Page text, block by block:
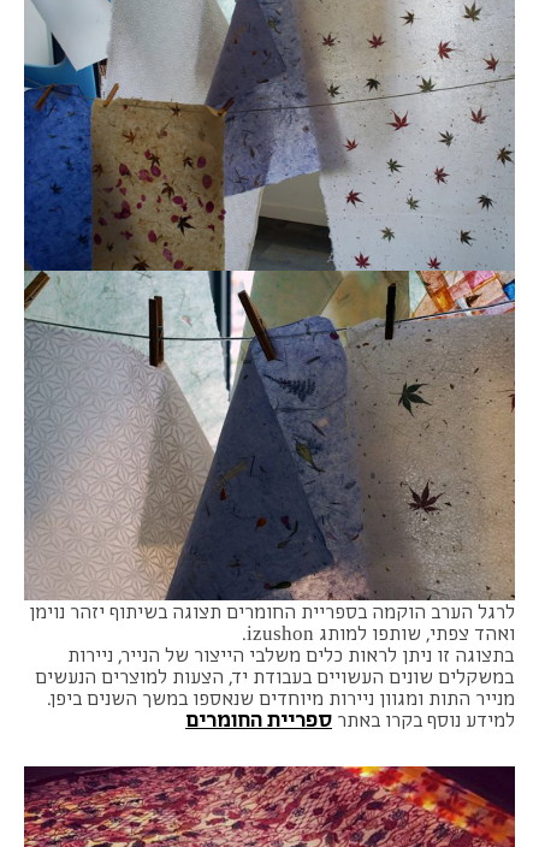
לרגל הערב הוקמה בספריית החומרים תצוגה בשיתוף יזהר נוימן
ואהד צפתי, שותפו למותג izushon.
בתצוגה זו ניתן לראות כלים משלבי הייצור של הנייר, ניירות
במשקלים שונים העשויים בעבודת יד, הצעות למוצרים הנעשים
מנייר התות ומגוון ניירות מיוחדים שנאספו במשך השנים ביפן.
למידע נוסף בקרו באתר ספריית החומרים